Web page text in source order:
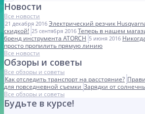
Новости
Все новости
21 декабря 2016 Электрический резчик
скидкой! 25 сентября 2016 Теперь в нашем
бренд инструмента ATORCH 5 июня 2016
просто пропилить прямую линию
Все новости
Обзоры и советы
Все обзоры и советы
Как отследить транспорт на расстояние?
для повседневной съемки Зарядки от
Все обзоры и советы
Будьте в курсе!